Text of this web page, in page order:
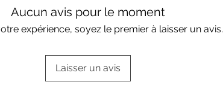
Embalagens oferta
Aucun avis pour le moment
expérience, soyez le premier à laisser un avis.
Laisser un avis